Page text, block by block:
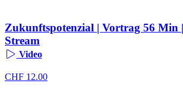
Zukunftspotenzial | Vortrag 56 Min
Stream
Video
CHF 12.00